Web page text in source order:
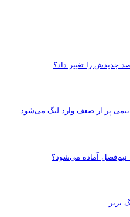
جدیدش را تغییر داد؟
تیمی پر از ضعف وارد لیگ می‌شود
برتر